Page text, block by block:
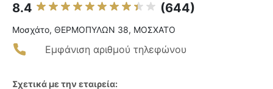
8.4 (644)
Μοσχάτο, ΘΕΡΜΟΠΥΛΩΝ 38, ΜΟΣΧΑΤΟ
Εμφάνιση αριθμού τηλεφώνου
Σχετικά με την εταιρεία: